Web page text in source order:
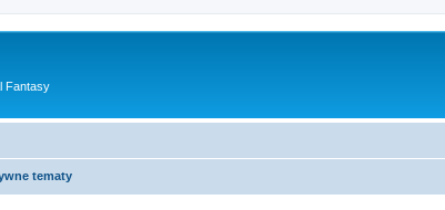
Fantasy
tematy